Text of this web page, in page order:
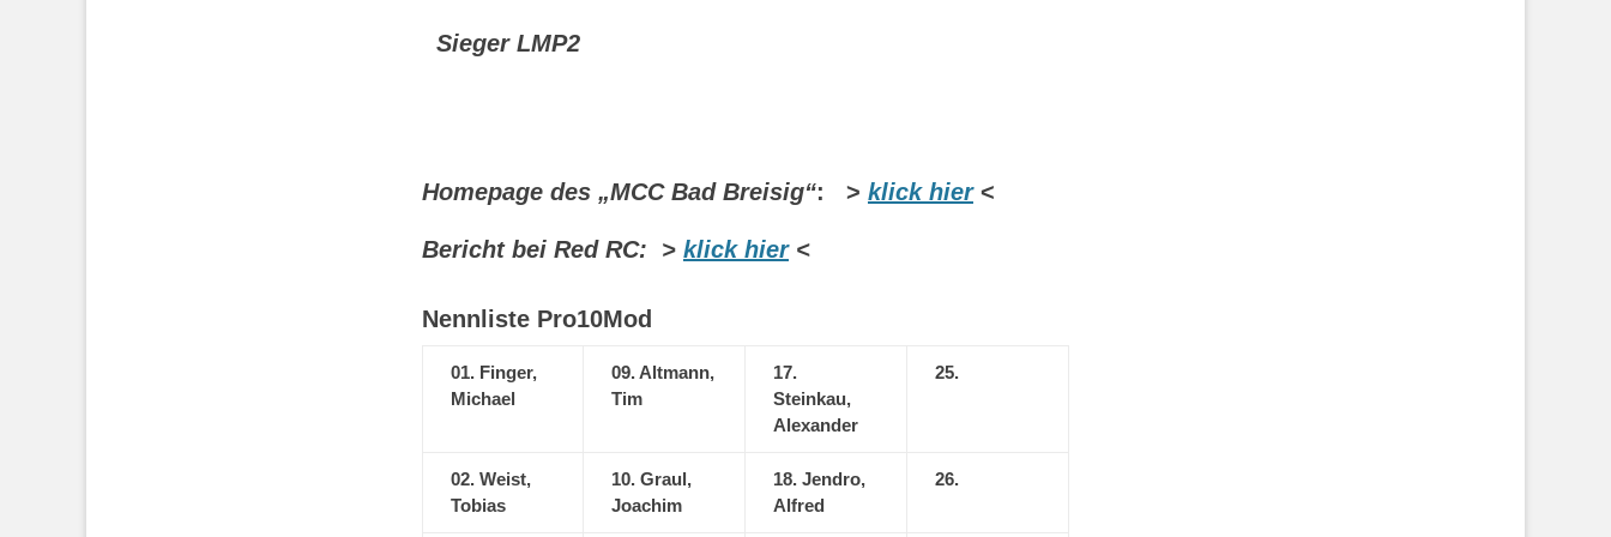
Sieger LMP2
Homepage des „MCC Bad Breisig“: > klick hier<
Bericht bei Red RC: > klick hier<
Nennliste Pro10Mod
01. Finger,
Michael
09. Altmann,
Tim
17.
Steinkau,
Alexander
25.
02. Weist,
Tobias
10. Graul,
Joachim
18. Jendro,
Alfred
26.